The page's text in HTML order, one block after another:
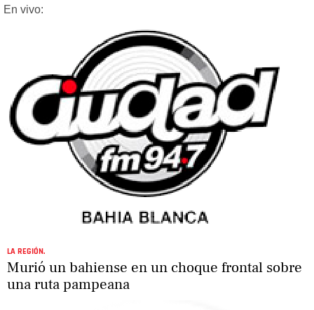
En vivo:
LA REGIÓN.
Murió un bahiense en un choque frontal sobre
una ruta pampeana